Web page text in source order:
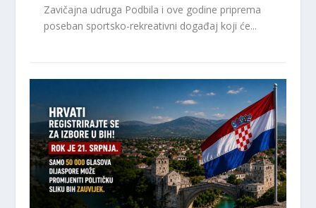
Zavičajna udruga Podbila i ove godine priprema
poseban sportsko-rekreativni događaj koji će...